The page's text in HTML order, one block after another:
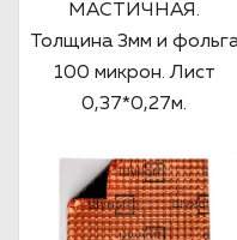
МАСТИЧНАЯ.
Толщина 3мм и
100 микрон. Лист
0,37*0,27м.